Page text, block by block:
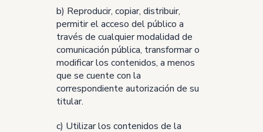
b) Reproducir, copiar, distribuir,
permitir el acceso del público a
través de cualquier modalidad de
comunicación pública, transformar o
modificar los contenidos, a menos
que se cuente con la
correspondiente autorización de su
titular.
c) Utilizar los contenidos de la